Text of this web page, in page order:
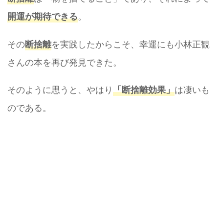
開運が期待できる。
その断捨離を実践したからこそ、幸運にも小林正観
さんの本を再び発見できた。
そのように思うと、やはり「断捨離効果」は凄いも
のである。